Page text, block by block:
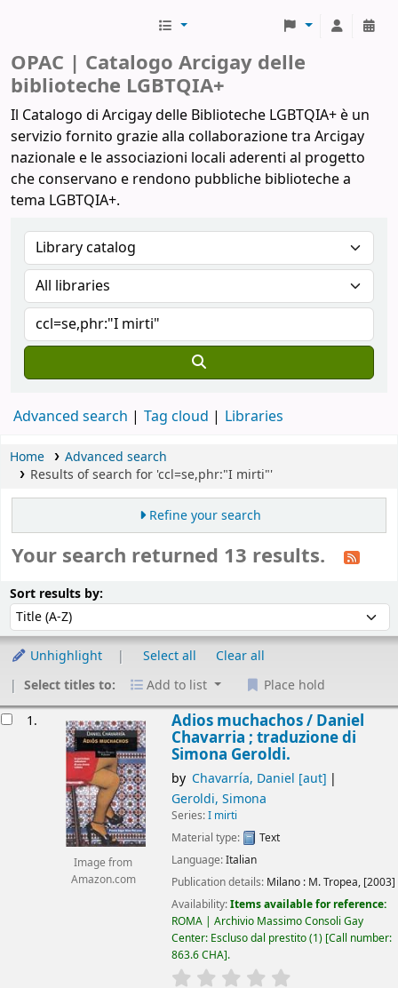
OPAC | Catalogo Arcigay delle
biblioteche LGBTQIA+
Il Catalogo di Arcigay delle Biblioteche LGBTQIA+ è un
servizio fornito grazie alla collaborazione tra Arcigay
nazionale e le associazioni locali aderenti al progetto
che conservano e rendono pubbliche biblioteche a
tema LGBTQIA+.
Advanced search Tag cloud Libraries
Home
Advanced search
Results of search for 'ccl=se,phr:"I mirti"'
Refine your search
Your search returned 13 results.
Sort results by:
Unhighlight Select all
Clear all
Select titles to:
Add to list Place hold
1.
Image from
Amazon.com
Adios muchachos / Daniel
Chavarria ; traduzione di
Simona Geroldi.
by Chavarría, Daniel [aut]
Geroldi, Simona
Series:I mirti
Material type:
Text
Language:Italian
Publication details: Milano : M. Tropea, [2003]
Availability:Items available for reference:
ROMA | Archivio Massimo Consoli Gay
Center: Escluso dal prestito(1) Call number:
863.6 CHA .
star rating